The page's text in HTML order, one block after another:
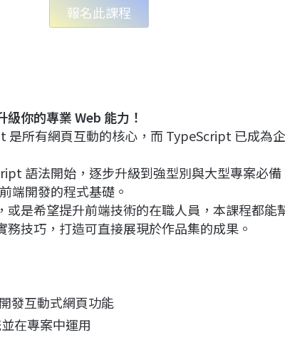
報名此課程
級你的專業Web 能力！
是所有網頁互動的核心，而 TypeScript 已成為
語法開始，逐步升級到強型別與大型專案必備
端開發的程式基礎。
或是希望提升前端技術的在職人員，本課程都能
技巧，打造可直接展現於作品集的成果。
發互動式網頁功能
在專案中運用